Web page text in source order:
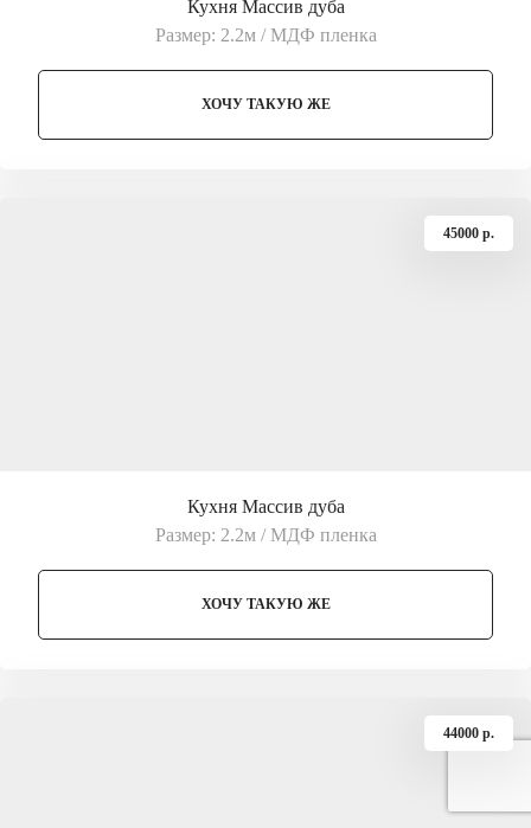
Кухня Массив дуба
Размер: 2.2м / МДФ пленка
ХОЧУ ТАКУЮ ЖЕ
45000 p.
Кухня Массив дуба
Размер: 2.2м / МДФ пленка
ХОЧУ ТАКУЮ ЖЕ
44000 p.